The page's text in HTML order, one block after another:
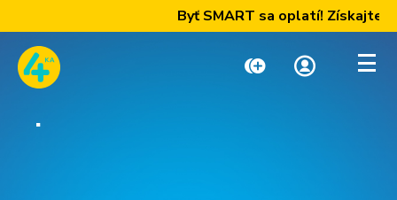
Byť SMART sa oplatí! Získajte
.